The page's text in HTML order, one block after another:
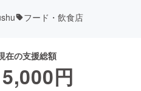
フード・飲食店
在の支援総額
円